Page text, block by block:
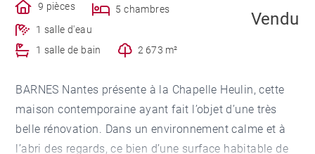
9 pièces
5 chambres
1 salle d'eau
1 salle de bain
2 673 m²
Vendu
BARNES Nantes présente à la Chapelle Heulin, cette
maison contemporaine ayant fait l’objet d’une très
belle rénovation. Dans un environnement calme et à
l’abri des regards, ce bien d’une surface habitable de